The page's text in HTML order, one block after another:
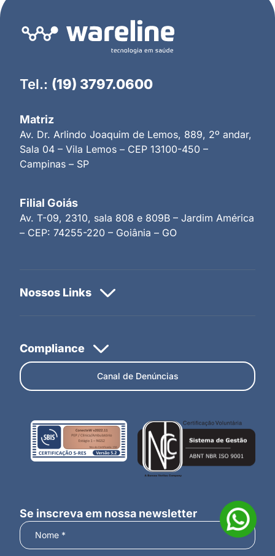
Tel.: (19) 3797.0600
Matriz
Av. Dr. Arlindo Joaquim de Lemos, 889, 2º andar,
Sala 04 – Vila Lemos – CEP 13100-450 –
Campinas – SP
Filial Goiás
Av. T-09, 2310, sala 808 e 809B – Jardim América
– CEP: 74255-220 – Goiânia – GO
Canal de Denúncias
Se inscreva em nossa newsletter